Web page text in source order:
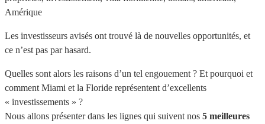
Les investisseurs avisés ont trouvé là de nouvelles opportunités, et
ce n’est pas par hasard.
Quelles sont alors les raisons d’un tel engouement ? Et pourquoi et
comment Miami et la Floride représentent d’excellents
« investissements » ?
Nous allons présenter dans les lignes qui suivent nos 5 meilleures